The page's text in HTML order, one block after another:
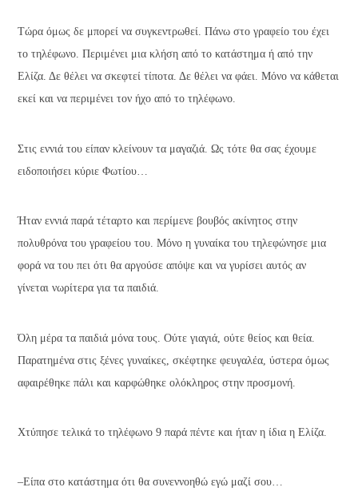
Τώρα όμως δε μπορεί να συγκεντρωθεί. Πάνω στο γραφείο του έχει
το τηλέφωνο. Περιμένει μια κλήση από το κατάστημα ή από την
Ελίζα. Δε θέλει να σκεφτεί τίποτα. Δε θέλει να φάει. Μόνο να κάθεται
εκεί και να περιμένει τον ήχο από το τηλέφωνο.
Στις εννιά του είπαν κλείνουν τα μαγαζιά. Ως τότε θα σας έχουμε
ειδοποιήσει κύριε Φωτίου…
Ήταν εννιά παρά τέταρτο και περίμενε βουβός ακίνητος στην
πολυθρόνα του γραφείου του. Μόνο η γυναίκα του τηλεφώνησε μια
φορά να του πει ότι θα αργούσε απόψε και να γυρίσει αυτός αν
γίνεται νωρίτερα για τα παιδιά.
Όλη μέρα τα παιδιά μόνα τους. Ούτε γιαγιά, ούτε θείος και θεία.
Παρατημένα στις ξένες γυναίκες, σκέφτηκε φευγαλέα, ύστερα όμως
αφαιρέθηκε πάλι και καρφώθηκε ολόκληρος στην προσμονή.
Χτύπησε τελικά το τηλέφωνο 9 παρά πέντε και ήταν η ίδια η Ελίζα.
–Είπα στο κατάστημα ότι θα συνεννοηθώ εγώ μαζί σου…